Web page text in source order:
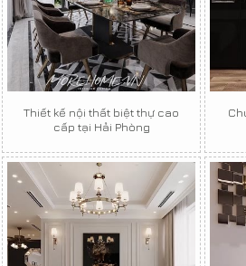
Thiết kế nội thất biệt thự cao
cấp tại Hải Phòng